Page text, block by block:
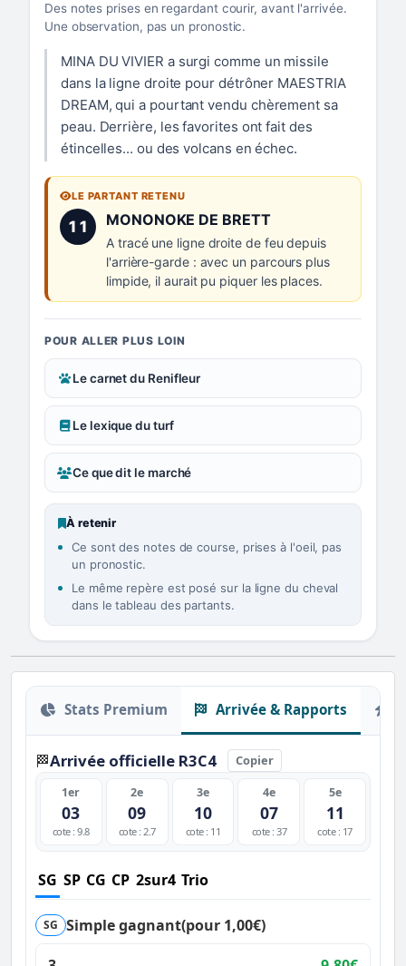
Des notes prises en regardant courir, avant l'arrivée.
Une observation, pas un pronostic.
MINA DU VIVIER a surgi comme un missile
dans la ligne droite pour détrôner MAESTRIA
DREAM, qui a pourtant vendu chèrement sa
peau. Derrière, les favorites ont fait des
étincelles... ou des volcans en échec.
LE PARTANT RETENU
11 Numéro 11 :
MONONOKE DE BRETT
A tracé une ligne droite de feu depuis
l'arrière-garde : avec un parcours plus
limpide, il aurait pu piquer les places.
POUR ALLER PLUS LOIN
Le carnet du Renifleur
Le lexique du turf
Ce que dit le marché
À retenir
Ce sont des notes de course, prises à l'oeil, pas
un pronostic.
Le même repère est posé sur la ligne du cheval
dans le tableau des partants.
Stats Premium Arrivée & Rapports
🏁Arrivée officielle R3C4 Copier
1er
03
cote : 9.8
2e
09
cote : 2.7
3e
10
cote : 11
4e
07
cote : 37
5e
11
cote : 17
SG SP CG CP 2sur4 Trio
SG Simple gagnant(pour 1,00€)